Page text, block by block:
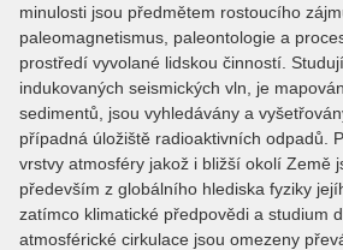
minulosti jsou předmětem rostoucího
paleomagnetismus, paleontologie a
prostředí vyvolané lidskou činností.
indukovaných seismických vln, je
sedimentů, jsou vyhledávány a
případná úložiště radioaktivních odpadů.
vrstvy atmosféry jakož i bližší okolí Země
především z globálního hlediska fyziky
zatímco klimatické předpovědi a studium
atmosférické cirkulace jsou omezeny